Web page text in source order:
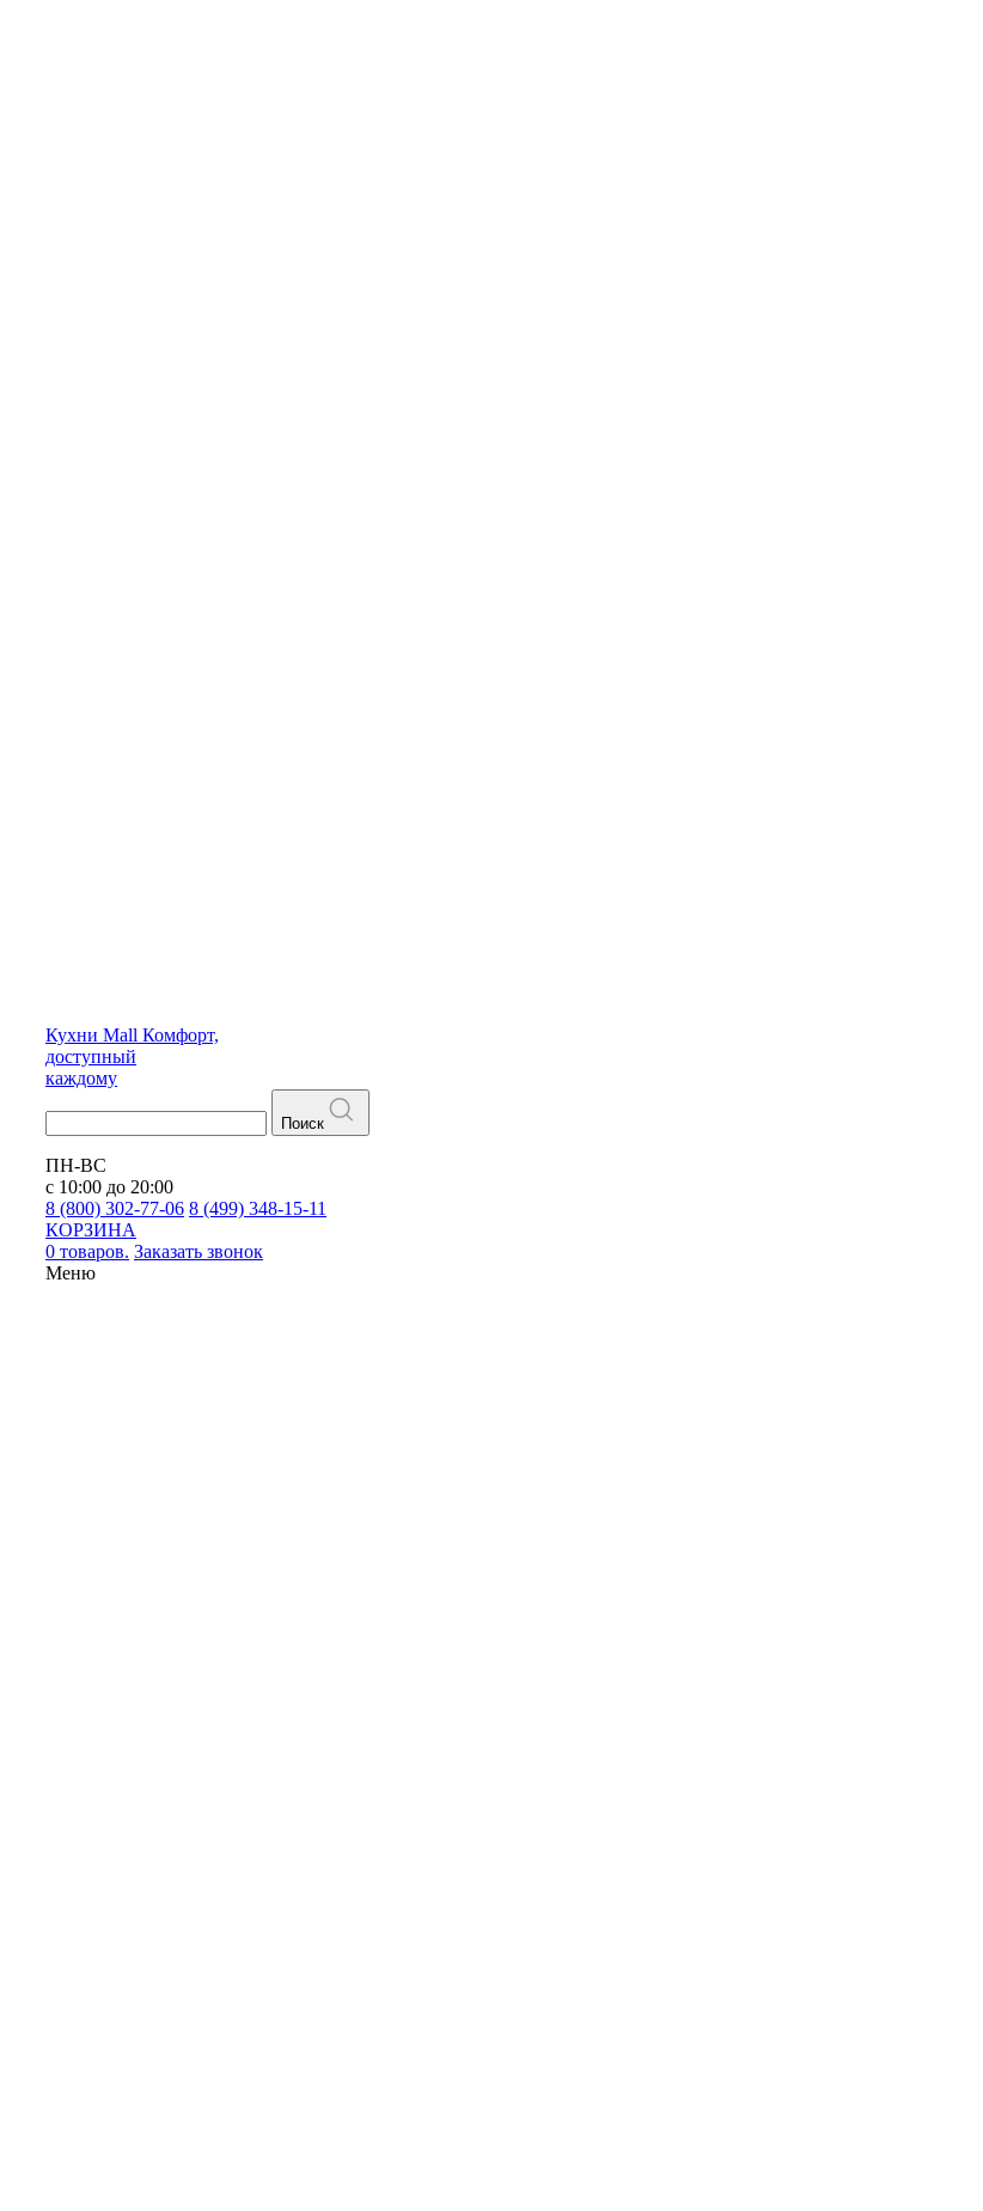
Кухни Mall Комфорт,
доступный
каждому
Поиск
ПН-ВС
с 10:00 до 20:00
8 (800) 302-77-06 8 (499) 348-15-11
КОРЗИНА
0 товаров. Заказать звонок
Меню